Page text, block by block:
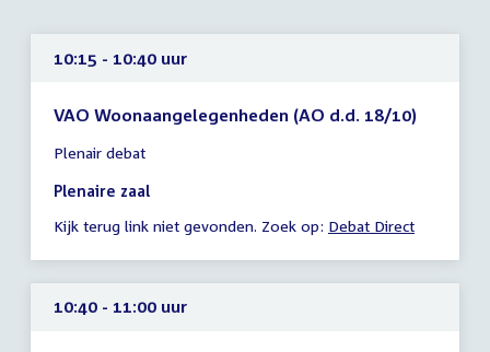
10:15 - 10:40 uur
VAO Woonaangelegenheden (AO d.d. 18/10)
vergadering
10:15
10:40
Plenair debat
Plenaire zaal
Kijk terug link niet gevonden. Zoek op: Debat Direct
10:40 - 11:00 uur